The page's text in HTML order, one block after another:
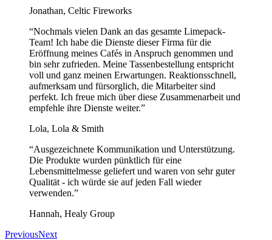
Jonathan, Celtic Fireworks
“Nochmals vielen Dank an das gesamte Limepack-
Team! Ich habe die Dienste dieser Firma für die
Eröffnung meines Cafés in Anspruch genommen und
bin sehr zufrieden. Meine Tassenbestellung entspricht
voll und ganz meinen Erwartungen. Reaktionsschnell,
aufmerksam und fürsorglich, die Mitarbeiter sind
perfekt. Ich freue mich über diese Zusammenarbeit und
empfehle ihre Dienste weiter.”
Lola, Lola & Smith
“Ausgezeichnete Kommunikation und Unterstützung.
Die Produkte wurden pünktlich für eine
Lebensmittelmesse geliefert und waren von sehr guter
Qualität - ich würde sie auf jeden Fall wieder
verwenden.”
Hannah, Healy Group
PreviousNext